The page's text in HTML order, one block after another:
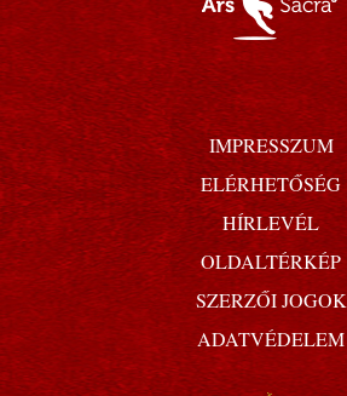
IMPRESSZUM
ELÉRHETŐSÉG
HÍRLEVÉL
OLDALTÉRKÉP
SZERZŐI JOGOK
ADATVÉDELEM